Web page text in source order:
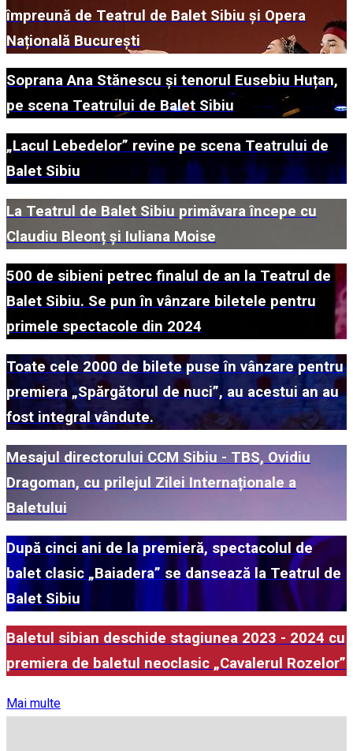
împreună de Teatrul de Balet Sibiu și Opera
Națională București
Soprana Ana Stănescu și tenorul Eusebiu Huțan,
pe scena Teatrului de Balet Sibiu
„Lacul Lebedelor” revine pe scena Teatrului de
Balet Sibiu
La Teatrul de Balet Sibiu primăvara începe cu
Claudiu Bleonț și Iuliana Moise
500 de sibieni petrec finalul de an la Teatrul de
Balet Sibiu. Se pun în vânzare biletele pentru
primele spectacole din 2024
Toate cele 2000 de bilete puse în vânzare pentru
premiera „Spărgătorul de nuci”, au acestui an au
fost integral vândute.
Mesajul directorului CCM Sibiu - TBS, Ovidiu
Dragoman, cu prilejul Zilei Internaționale a
Baletului
După cinci ani de la premieră, spectacolul de
balet clasic „Baiadera” se dansează la Teatrul de
Balet Sibiu
Baletul sibian deschide stagiunea 2023 - 2024 cu
premiera de baletul neoclasic „Cavalerul Rozelor”
Mai multe